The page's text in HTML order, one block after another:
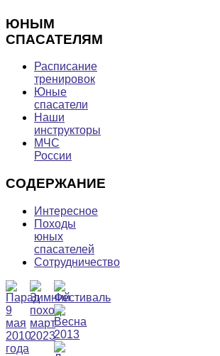
ЮНЫМ
СПАСАТЕЛЯМ
Расписание
тренировок
Юные
спасатели
Наши
инструкторы
МЧС
России
СОДЕРЖАНИЕ
Интересное
Походы
юных
спасателей
Сотрудничество